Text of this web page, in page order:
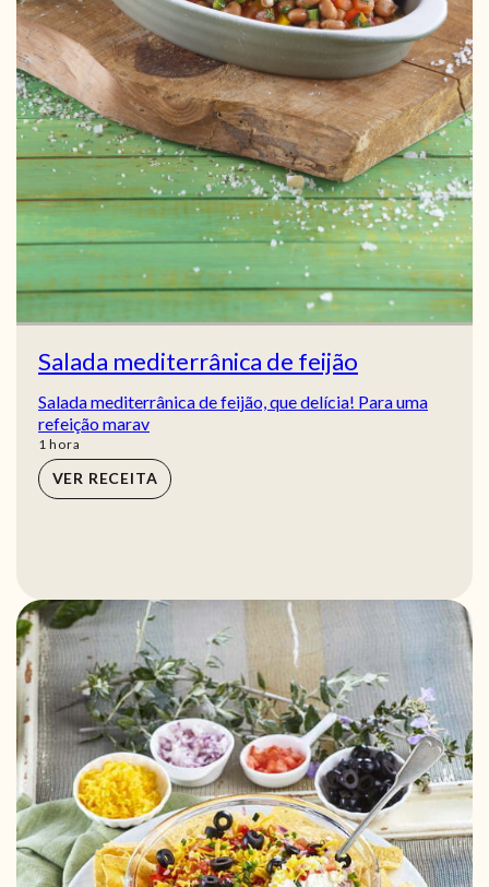
Salada mediterrânica de feijão
Salada mediterrânica de feijão, que delícia! Para uma
refeição marav
1 hora
hora
VER RECEITA